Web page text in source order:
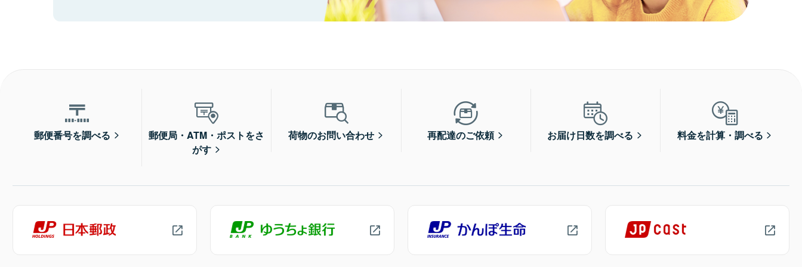
郵便番号を調べる
郵便局・ATM・ポストをさ
がす
荷物のお問い合わせ 再配達のご依頼 お届け日数を調べる 料金を計算・調べる